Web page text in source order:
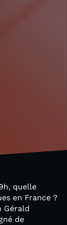
quelle
en France ?
Gérald
de